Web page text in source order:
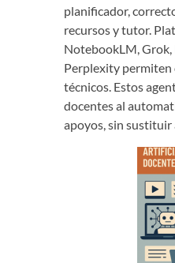
planificador,
recursos y tutor.
NotebookLM, Grok,
Perplexity permiten
técnicos. Estos
docentes al
apoyos, sin